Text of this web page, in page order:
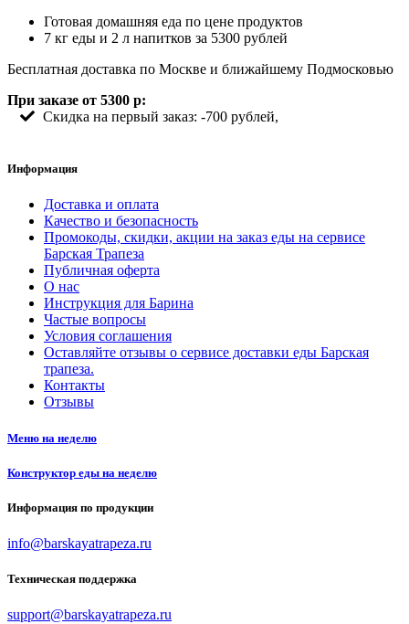
Готовая домашняя еда по цене продуктов
7 кг еды и 2 л напитков за 5300 рублей
Бесплатная доставка по Москве и ближайшему Подмосковью
При заказе от 5300 р:
Скидка на первый заказ: -700 рублей,
Информация
Доставка и оплата
Качество и безопасность
Промокоды, скидки, акции на заказ еды на сервисе
Барская Трапеза
Публичная оферта
О нас
Инструкция для Барина
Частые вопросы
Условия соглашения
Оставляйте отзывы о сервисе доставки еды Барская
трапеза.
Контакты
Отзывы
Меню на неделю
Конструктор еды на неделю
Информация по продукции
info@barskayatrapeza.ru
Техническая поддержка
support@barskayatrapeza.ru